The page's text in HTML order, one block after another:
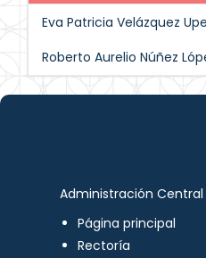
Eva Patricia Velázquez
Roberto Aurelio Núñez
Administración Central
Página principal
Rectoría